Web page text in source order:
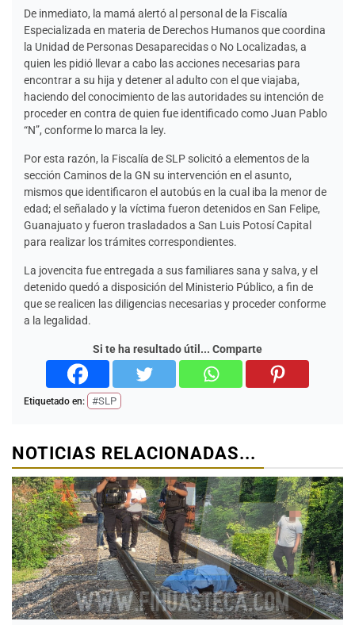
De inmediato, la mamá alertó al personal de la Fiscalía
Especializada en materia de Derechos Humanos que coordina
la Unidad de Personas Desaparecidas o No Localizadas, a
quien les pidió llevar a cabo las acciones necesarias para
encontrar a su hija y detener al adulto con el que viajaba,
haciendo del conocimiento de las autoridades su intención de
proceder en contra de quien fue identificado como Juan Pablo
“N”, conforme lo marca la ley.
Por esta razón, la Fiscalía de SLP solicitó a elementos de la
sección Caminos de la GN su intervención en el asunto,
mismos que identificaron el autobús en la cual iba la menor de
edad; el señalado y la víctima fueron detenidos en San Felipe,
Guanajuato y fueron trasladados a San Luis Potosí Capital
para realizar los trámites correspondientes.
La jovencita fue entregada a sus familiares sana y salva, y el
detenido quedó a disposición del Ministerio Público, a fin de
que se realicen las diligencias necesarias y proceder conforme
a la legalidad.
Si te ha resultado útil... Comparte
Etiquetado en: #SLP
NOTICIAS RELACIONADAS...